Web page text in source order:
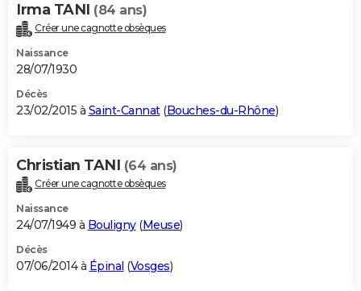
Irma TANI (84 ans)
Créer une cagnotte obsèques
Naissance
28/07/1930
Décès
23/02/2015 à Saint-Cannat(Bouches-du-Rhône)
Christian TANI (64 ans)
Créer une cagnotte obsèques
Naissance
24/07/1949 à Bouligny(Meuse)
Décès
07/06/2014 à Épinal (Vosges)